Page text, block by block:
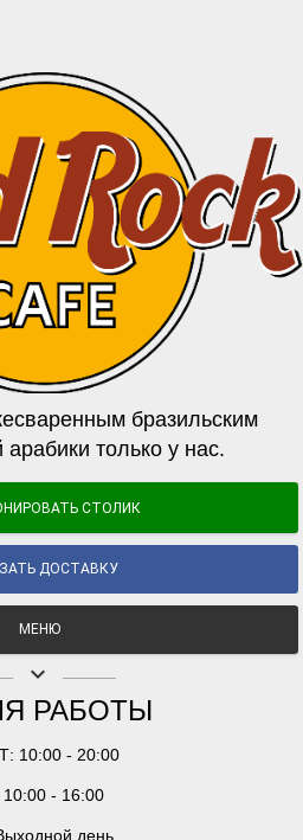
бразильским
только у нас.
СТОЛИК
ДОСТАВКУ
МЕНЮ
keyboard_arrow_down
РАБОТЫ
10:00 - 20:00
- 16:00
день